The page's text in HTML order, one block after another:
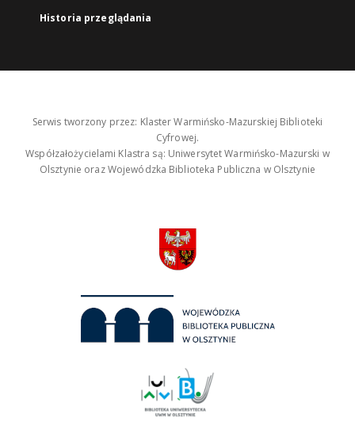
Historia przeglądania
Serwis tworzony przez: Klaster Warmińsko-Mazurskiej Biblioteki
Cyfrowej.
Współzałożycielami Klastra są: Uniwersytet Warmińsko-Mazurski w
Olsztynie oraz Wojewódzka Biblioteka Publiczna w Olsztynie